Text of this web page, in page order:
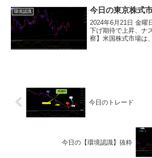
で、テクニカル的に
環境認識 今日の東京株式
2024年6月21日 金曜
下げ期待で上昇、ナ
察】米国株式市場は
今日のトレード
今日の【環境認識】抜粋